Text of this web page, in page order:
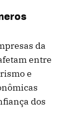
da
entre
e
dos